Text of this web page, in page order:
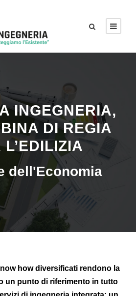
INGEGNERIA,
DI REGIA
L’EDILIZIA
dell'Economia
how diversificati rendono la
un punto di riferimento in tutto